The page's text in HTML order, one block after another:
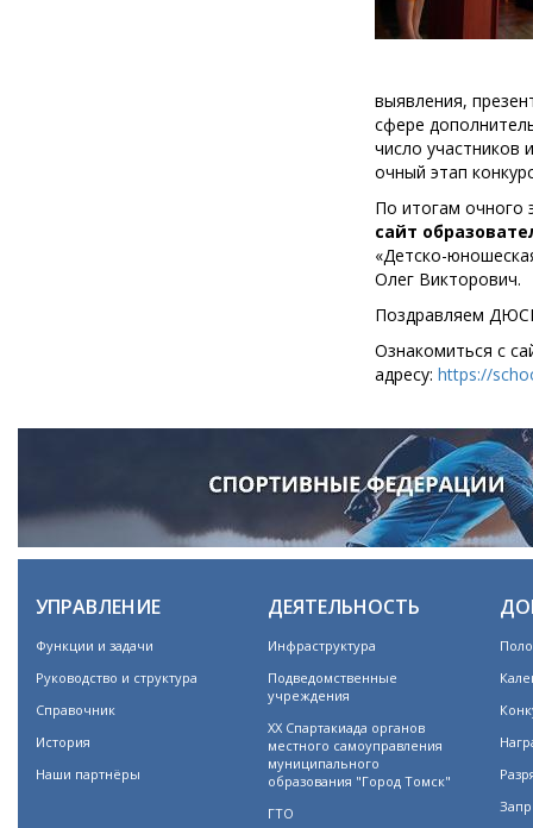
выявления,
сфере
число участников
очный этап
По итогам очного
сайт
«Детско-
Олег Викторович.
Поздравляем
Ознакомиться с
адресу: https://
УПРАВЛЕНИЕ
Функции и задачи
Руководство и структура
Справочник
История
Наши партнёры
ДЕЯТЕЛЬНОСТЬ
Инфраструктура
Подведомственные
учреждения
XX Спартакиада органов
местного самоуправления
муниципального
образования "Город Томск"
ГТО